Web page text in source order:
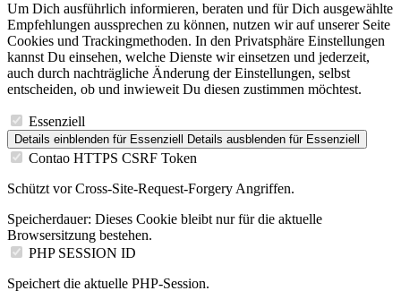
Um Dich ausführlich informieren, beraten und für Dich ausgewählte
Empfehlungen aussprechen zu können, nutzen wir auf unserer Seite
Cookies und Trackingmethoden. In den Privatsphäre Einstellungen
kannst Du einsehen, welche Dienste wir einsetzen und jederzeit,
auch durch nachträgliche Änderung der Einstellungen, selbst
entscheiden, ob und inwieweit Du diesen zustimmen möchtest.
Essenziell
Details einblenden für Essenziell Details ausblenden für Essenziell
Contao HTTPS CSRF Token
Schützt vor Cross-Site-Request-Forgery Angriffen.
Speicherdauer: Dieses Cookie bleibt nur für die aktuelle
Browsersitzung bestehen.
PHP SESSION ID
Speichert die aktuelle PHP-Session.